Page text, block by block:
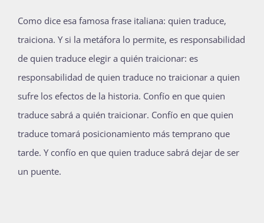
Como dice esa famosa frase italiana: quien traduce,
traiciona. Y si la metáfora lo permite, es responsabilidad
de quien traduce elegir a quién traicionar: es
responsabilidad de quien traduce no traicionar a quien
sufre los efectos de la historia. Confío en que quien
traduce sabrá a quién traicionar. Confío en que quien
traduce tomará posicionamiento más temprano que
tarde. Y confío en que quien traduce sabrá dejar de ser
un puente.